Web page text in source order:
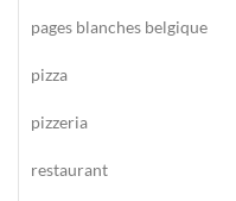
pages blanches belgique
pizza
pizzeria
restaurant